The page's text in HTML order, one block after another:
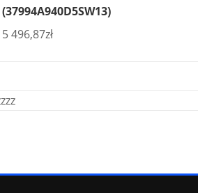
(37994A940D5SW13)
5 496,87zł